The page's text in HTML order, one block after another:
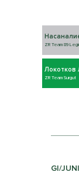
ZR Team 89
Локотков
ZR Team Surgut
GI/